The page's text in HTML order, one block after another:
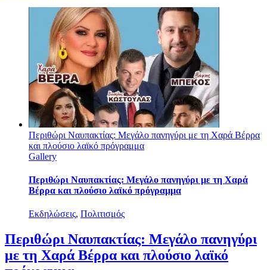
Περιθώρι Ναυπακτίας: Μεγάλο πανηγύρι με τη Χαρά Βέρρα
και πλούσιο λαϊκό πρόγραμμα
Gallery
Περιθώρι Ναυπακτίας: Μεγάλο πανηγύρι με τη Χαρά
Βέρρα και πλούσιο λαϊκό πρόγραμμα
Εκδηλώσεις, Πολιτισμός
Περιθώρι Ναυπακτίας: Μεγάλο πανηγύρι
με τη Χαρά Βέρρα και πλούσιο λαϊκό